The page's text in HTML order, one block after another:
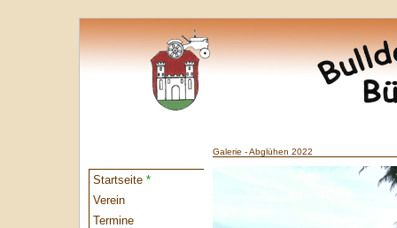
Startseite *
Verein
Termine
Galerie - Abglühen 2022